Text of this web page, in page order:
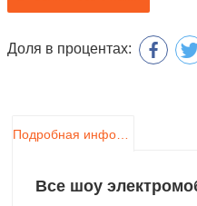
Доля в процентах:
Все шоу